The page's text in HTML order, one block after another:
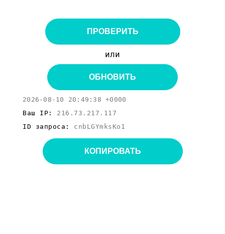
ПРОВЕРИТЬ
или
ОБНОВИТЬ
2026-08-10 20:49:38 +0000
Ваш IP: 216.73.217.117
ID запроса: cnbLGYmksKo1
КОПИРОВАТЬ